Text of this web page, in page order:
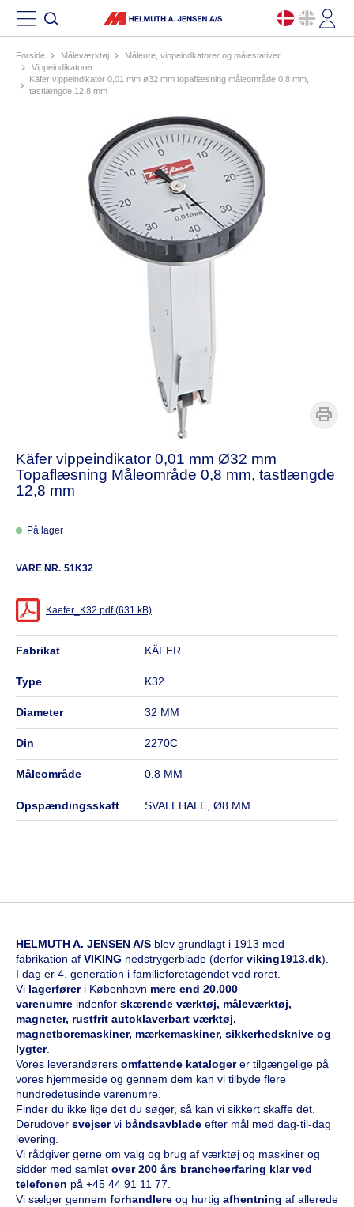
Forside måleværktøj
måleure, vippeindkatorer og målestativer
vippeindikatorer
käfer vippeindikator 0,01 mm ø32 mm topaflæsning måleområde 0,8 mm,
tastlængde 12,8 mm
Käfer vippeindikator 0,01 mm Ø32 mm
Topaflæsning Måleområde 0,8 mm, tastlængde
12,8 mm
På lager
VARE NR. 51K32
Kaefer_K32.pdf (631 kB)
fabrikat KÄFER
type K32
diameter 32 MM
din 2270C
måleområde 0,8 MM
opspændingsskaft SVALEHALE, Ø8 MM
HELMUTH A. JENSEN A/S blev grundlagt i 1913 med
fabrikation af VIKING nedstrygerblade (derfor viking1913.dk).
I dag er 4. generation i familieforetagendet ved roret.
Vi lagerfører i København mere end 20.000
varenumre indenfor skærende værktøj, måleværktøj,
magneter, rustfrit autoklaverbart værktøj,
magnetboremaskiner, mærkemaskiner, sikkerhedsknive og
lygter.
Vores leverandørers omfattende katalogerer tilgængelige på
vores hjemmeside og gennem dem kan vi tilbyde flere
hundredetusinde varenumre.
Finder du ikke lige det du søger, så kan vi sikkert skaffe det.
Derudover svejservi båndsavblade efter mål med dag-til-dag
levering.
Vi rådgiver gerne om valg og brug af værktøj og maskiner og
sidder med samlet over 200 års brancheerfaring klar ved
telefonen på +45 44 91 11 77
Vi sælger gennem forhandlere og hurtig afhentning af allerede